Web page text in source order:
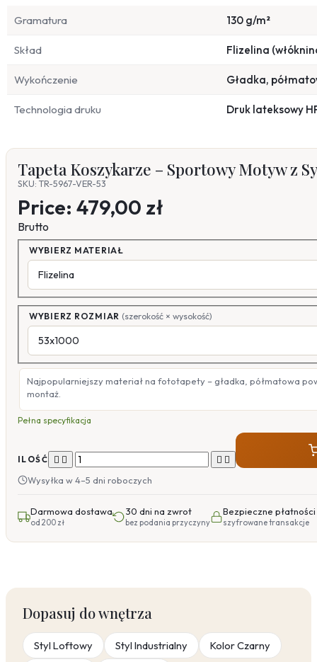
Gramatura 130 g/m²
Skład Flizelina
Wykończenie Gładka,
Technologia druku Druk lateksowy
Tapeta Koszykarze – Sportowy Motyw z
SKU: TR-5967-VER-53
Price: 479,00 zł
Brutto
WYBIERZ MATERIAŁ
WYBIERZ ROZMIAR (szerokość × wysokość)
Najpopularniejszy materiał na fototapety – gładka, półmatowa
montaż.
Pełna specyfikacja
ILOŚĆ    
Wysyłka w 4–5 dni roboczych
Darmowa dostawa
od 200 zł
30 dni na zwrot
bez podania przyczyny
Bezpieczne płatności
szyfrowane transakcje
Dopasuj do wnętrza
Styl Loftowy Styl Industrialny
Kolor Czarny